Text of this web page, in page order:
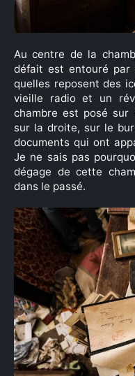
Au centre de la
défait est entouré par
quelles reposent des
vieille radio et un
chambre est posé sur
sur la droite, sur le
documents qui ont
Je ne sais pas
dégage de cette
dans le passé.
Rechercher